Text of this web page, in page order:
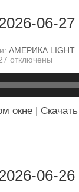
06-27
АМЕРИКА.LIGHT
отключены
окне | Скачать
06-26